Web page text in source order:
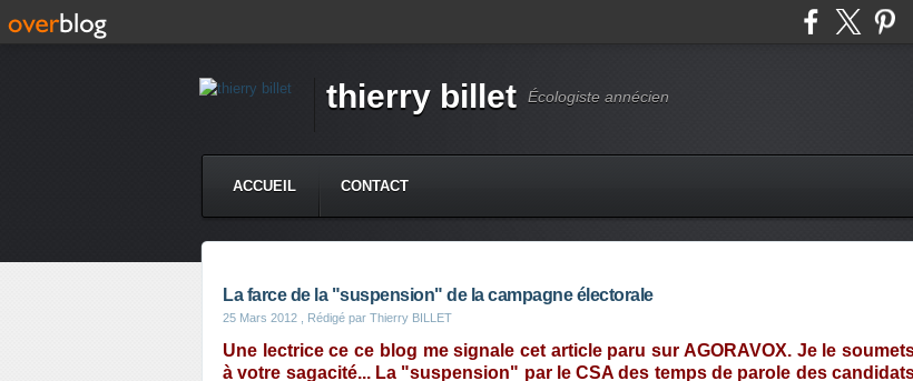
thierry billet Écologiste annécien
ACCUEIL CONTACT
La farce de la "suspension" de la campagne électorale
25 Mars 2012 , Rédigé par Thierry BILLET
Une lectrice ce ce blog me signale cet article paru sur AGORAVOX. Je le
à votre sagacité... La "suspension" par le CSA des temps de parole des